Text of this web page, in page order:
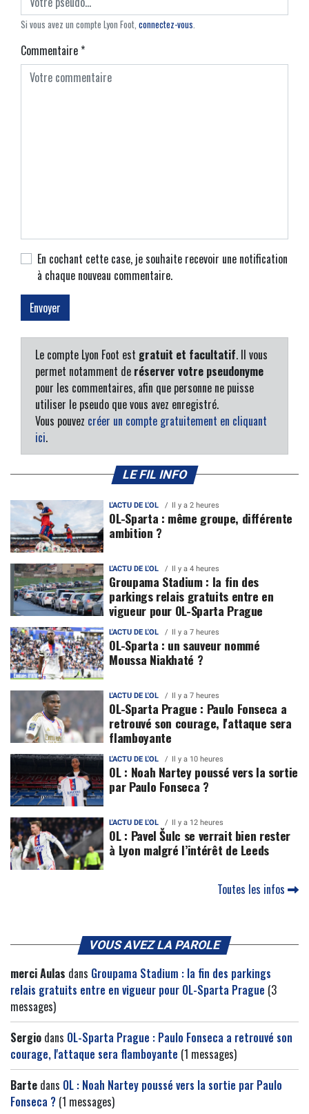
Si vous avez un compte Lyon Foot, connectez-vous
Commentaire*
En cochant cette case, je souhaite recevoir une notification
à chaque nouveau commentaire.
Le compte Lyon Foot est gratuit et facultatif. Il vous
permet notamment de réserver votre pseudonyme
pour les commentaires, afin que personne ne puisse
utiliser le pseudo que vous avez enregistré.
Vous pouvez créer un compte gratuitement en cliquant
ici.
LE FIL INFO
L'ACTU DE L'OL Il y a 2 heures
OL-Sparta : même groupe, différente
ambition ?
L'ACTU DE L'OL Il y a 4 heures
Groupama Stadium : la fin des
parkings relais gratuits entre en
vigueur pour OL-Sparta Prague
L'ACTU DE L'OL Il y a 7 heures
OL-Sparta : un sauveur nommé
Moussa Niakhaté ?
L'ACTU DE L'OL Il y a 7 heures
OL-Sparta Prague : Paulo Fonseca a
retrouvé son courage, l'attaque sera
flamboyante
L'ACTU DE L'OL Il y a 10 heures
OL : Noah Nartey poussé vers la sortie
par Paulo Fonseca ?
L'ACTU DE L'OL Il y a 12 heures
OL : Pavel Šulc se verrait bien rester
à Lyon malgré l’intérêt de Leeds
Toutes les infos
VOUS AVEZ LA PAROLE
merci Aulas dans Groupama Stadium : la fin des parkings
relais gratuits entre en vigueur pour OL-Sparta Prague (3
messages)
Sergio dans OL-Sparta Prague : Paulo Fonseca a retrouvé son
courage, l'attaque sera flamboyante (1 messages)
Barte dans OL : Noah Nartey poussé vers la sortie par Paulo
Fonseca ? (1 messages)